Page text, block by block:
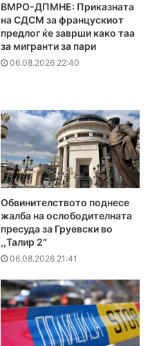
ВМРО-ДПМНЕ: Приказната
на СДСМ за францускиот
предлог ќе заврши како таа
за мигранти за пари
06.08.2026 22:40
Обвинителството поднесе
жалба на ослободителната
пресуда за Груевски во
,,Талир 2″
06.08.2026 21:41